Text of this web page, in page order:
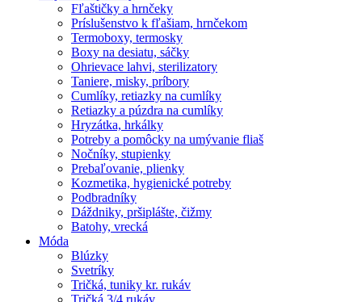
Fľaštičky a hrnčeky
Príslušenstvo k fľašiam, hrnčekom
Termoboxy, termosky
Boxy na desiatu, sáčky
Ohrievace lahvi, sterilizatory
Taniere, misky, príbory
Cumlíky, retiazky na cumlíky
Retiazky a púzdra na cumlíky
Hryzátka, hrkálky
Potreby a pomôcky na umývanie fliaš
Nočníky, stupienky
Prebaľovanie, plienky
Kozmetika, hygienické potreby
Podbradníky
Dáždniky, pršiplášte, čižmy
Batohy, vrecká
Móda
Blúzky
Svetríky
Tričká, tuniky kr. rukáv
Tričká 3/4 rukáv